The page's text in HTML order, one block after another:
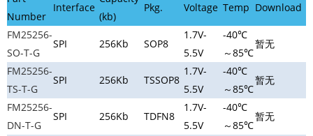
Number
Interface
(kb)
Pkg. Voltage Temp Download
FM25256-
SO-T-G
SPI 256Kb SOP8
1.7V-
5.5V
-40℃
～85℃
暂无
FM25256-
TS-T-G
SPI 256Kb TSSOP8
1.7V-
5.5V
-40℃
～85℃
暂无
FM25256-
DN-T-G
SPI 256Kb TDFN8
1.7V-
5.5V
-40℃
～85℃
暂无